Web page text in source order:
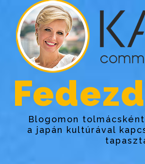
Blogomon
a japán kultúrával